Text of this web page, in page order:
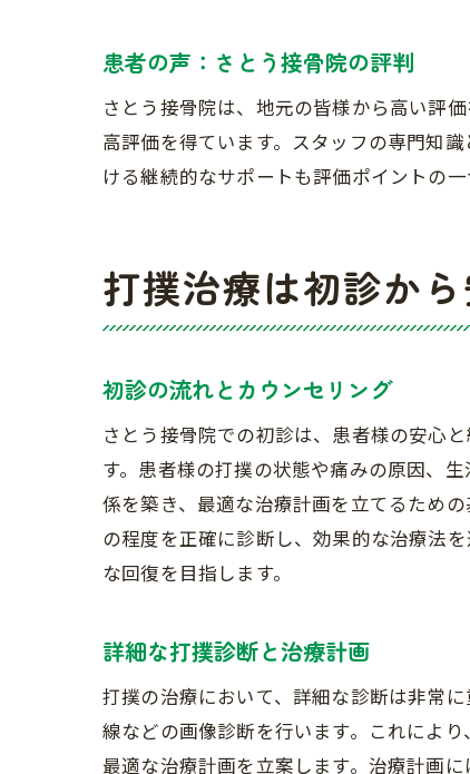
患者の声：さとう接骨院の評判
さとう接骨院は、地元の皆様から高い評
高評価を得ています。スタッフの専門知
ける継続的なサポートも評価ポイントの
打撲治療は初診か
初診の流れとカウンセリング
さとう接骨院での初診は、患者様の安心
す。患者様の打撲の状態や痛みの原因、
係を築き、最適な治療計画を立てるため
の程度を正確に診断し、効果的な治療法
な回復を目指します。
詳細な打撲診断と治療計画
打撲の治療において、詳細な診断は非常
線などの画像診断を行います。これによ
最適な治療計画を立案します。治療計画